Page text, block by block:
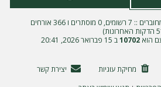
משתמשים מחוברים :: 7 רשומים, 0 מוסתרים ו 366 אורחים
הוא10702ב 15 פברואר 2026, 20:41
מחיקת עוגיות
יצירת קשר